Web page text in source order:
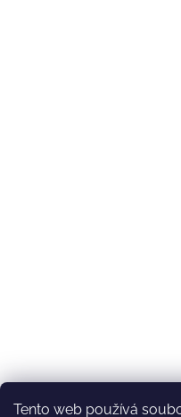
Tento web používá